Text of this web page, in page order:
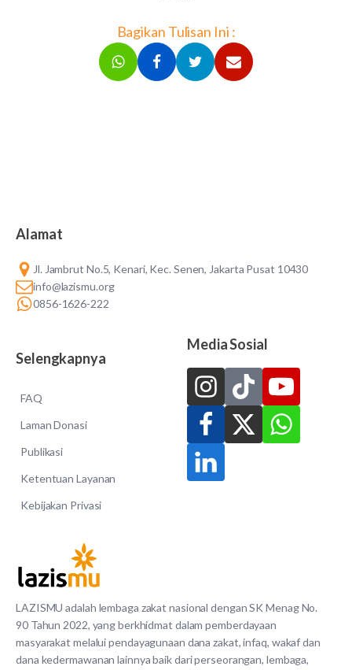
Bagikan Tulisan Ini :
LAZISMU adalah lembaga zakat nasional dengan SK Menag No.
90 Tahun 2022, yang berkhidmat dalam pemberdayaan
masyarakat melalui pendayagunaan dana zakat, infaq, wakaf dan
dana kedermawanan lainnya baik dari perseorangan, lembaga,
Alamat
Jl. Jambrut No.5, Kenari, Kec. Senen, Jakarta Pusat 10430
info@lazismu.org
0856-1626-222
Selengkapnya
FAQ
Laman Donasi
Publikasi
Ketentuan Layanan
Kebijakan Privasi
Media Sosial